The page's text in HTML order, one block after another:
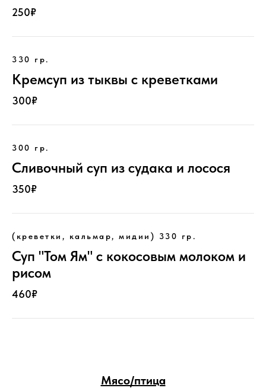
250₽
330 гр.
Кремсуп из тыквы с креветками
300₽
300 гр.
Сливочный суп из судака и лосося
350₽
(креветки, кальмар, мидии) 330 гр.
Суп "Том Ям" с кокосовым молоком и
рисом
460₽
Мясо/птица